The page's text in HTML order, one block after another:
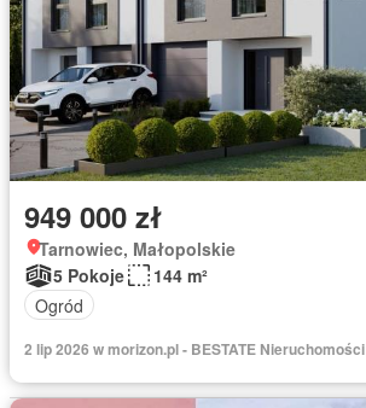
949 000 zł
Tarnowiec, Małopolskie
5 Pokoje
144 m²
Ogród
2 lip 2026 w morizon.pl - BESTATE Nieruchomości